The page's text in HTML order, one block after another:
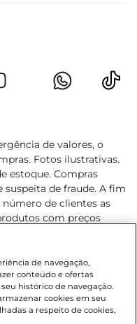
de valores, o
Fotos ilustrativas.
estoque. Compras
suspeita de fraude. A fim
de clientes as
com preços
são exclusivos para
de hoje, podendo
Proibida a venda
de 18 anos, conforme
da Criança e do
para o
de navegação,
conteúdo e ofertas
histórico de navegação.
cookies em seu
a respeito de cookies,